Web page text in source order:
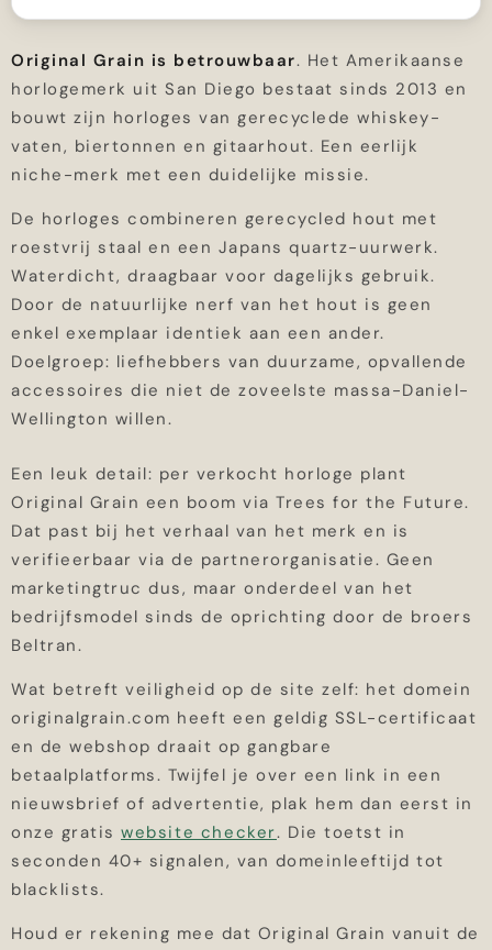
Original Grain is betrouwbaar. Het Amerikaanse
horlogemerk uit San Diego bestaat sinds 2013 en
bouwt zijn horloges van gerecyclede whiskey-
vaten, biertonnen en gitaarhout. Een eerlijk
niche-merk met een duidelijke missie.
De horloges combineren gerecycled hout met
roestvrij staal en een Japans quartz-uurwerk.
Waterdicht, draagbaar voor dagelijks gebruik.
Door de natuurlijke nerf van het hout is geen
enkel exemplaar identiek aan een ander.
Doelgroep: liefhebbers van duurzame, opvallende
accessoires die niet de zoveelste massa-Daniel-
Wellington willen.
Een leuk detail: per verkocht horloge plant
Original Grain een boom via Trees for the Future.
Dat past bij het verhaal van het merk en is
verifieerbaar via de partnerorganisatie. Geen
marketingtruc dus, maar onderdeel van het
bedrijfsmodel sinds de oprichting door de broers
Beltran.
Wat betreft veiligheid op de site zelf: het domein
originalgrain.com heeft een geldig SSL-certificaat
en de webshop draait op gangbare
betaalplatforms. Twijfel je over een link in een
nieuwsbrief of advertentie, plak hem dan eerst in
onze gratis website checker. Die toetst in
seconden 40+ signalen, van domeinleeftijd tot
blacklists.
Houd er rekening mee dat Original Grain vanuit de